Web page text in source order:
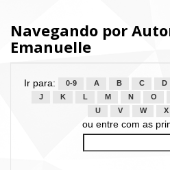
Navegando por
Emanuelle
Ir para: 0-9 A B C D
J
K L M N O
U
V W X
ou entre com as